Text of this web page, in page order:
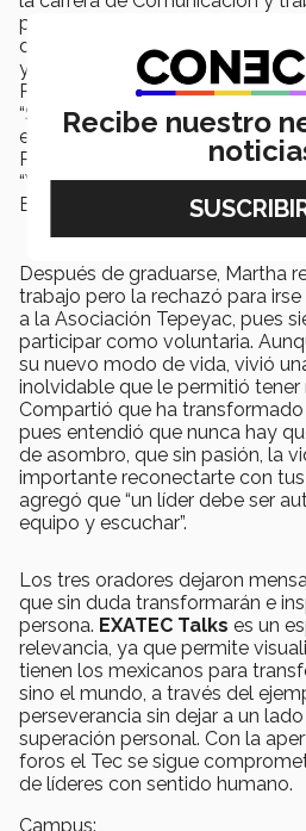
para la organización no lucrativa
de Nueva York, conociendo
y sintiendo el orgullo de ser
Posteriormente, trabajó en la
“Saatchi & Saatchi” y
equipo de Univisión Deportes.
Premio “Mujer Tec 2014”, forma
“Women Leadership” en
EXATEC Florida.
Después de graduarse, Martha
trabajo pero la rechazó para
a la Asociación Tepeyac, pues
participar como voluntaria.
su nuevo modo de vida, vivió
inolvidable que le permitió
Compartió que ha
pues entendió que nunca hay
de asombro, que sin pasión, la
importante reconectarte con
agregó que “un líder debe ser
equipo y escuchar”.
Los tres oradores dejaron
que sin duda transformarán e
persona. EXATEC Talks es un
relevancia, ya que permite
tienen los mexicanos para
sino el mundo, a través del
perseverancia sin dejar a un
superación personal. Con la
foros el Tec se sigue
de líderes con sentido humano.
Campus:
Recibe nuestro